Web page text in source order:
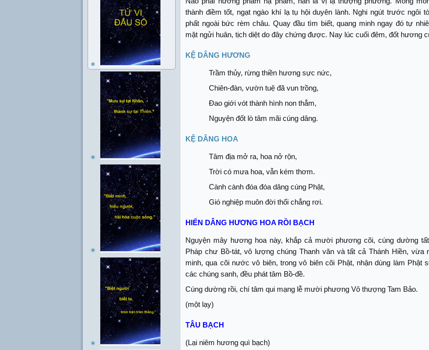
thành điềm tốt, ngạt ngào khí lạ tụ hội duyên lành. Nghi ngút trước ngôi
phất ngoài bức rèm châu. Quay đầu tìm biết, quang minh ngay đó tự
mặt ngửi huân, tịch diệt do đây chứng được. Nay lúc cuối đêm, đốt hương
KỆ DÂNG HƯƠNG
Trầm thủy, rừng thiền hương sực nức,
Chiên-đàn, vườn tuệ đã vun trồng,
Đao giới vót thành hình non thẳm,
Nguyện đốt lò tâm mãi cúng dâng.
KỆ DÂNG HOA
Tâm địa mở ra, hoa nở rộn,
Trời có mưa hoa, vẫn kém thơm.
Cành cành đóa đóa dâng cúng Phật,
Gió nghiệp muôn đời thổi chẳng rơi.
HIẾN DÂNG HƯƠNG HOA RỒI BẠCH
Nguyện mây hương hoa này, khắp cả mười phương cõi, cúng dường
Pháp chư Bồ-tát, vô lượng chúng Thanh văn và tất cả Thánh Hiền, vừa
minh, qua cõi nước vô biên, trong vô biên cõi Phật, nhận dùng làm Phật
các chúng sanh, đều phát tâm Bồ-đề.
Cúng dường rồi, chí tâm qui mạng lễ mười phương Vô thượng Tam Bảo.
(một lạy)
TÂU BẠCH
(Lại niêm hương quì bạch)